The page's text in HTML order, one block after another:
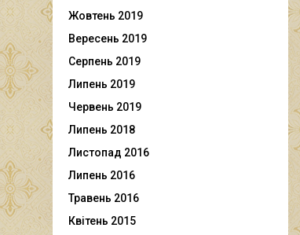
Жовтень 2019
Вересень 2019
Серпень 2019
Липень 2019
Червень 2019
Липень 2018
Листопад 2016
Липень 2016
Травень 2016
Квітень 2015